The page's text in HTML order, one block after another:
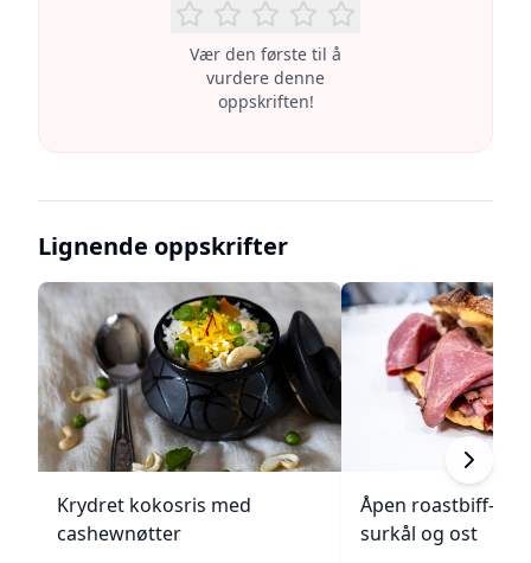
Vær den første til å
vurdere denne
oppskriften!
Lignende oppskrifter
Krydret kokosris med
cashewnøtter
Åpen roastbiff-
surkål og ost